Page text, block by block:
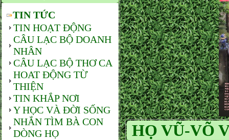
TIN TỨC
TIN HOẠT ĐỘNG
CÂU LẠC BỘ DOANH
NHÂN
CÂU LẠC BỘ THƠ CA
HOAT ĐỘNG TỪ
THIỆN
TIN KHẮP NƠI
Y HỌC VÀ ĐỜI SỐNG
NHẮN TÌM BÀ CON
DÒNG HỌ
HỌ VŨ-VÕ